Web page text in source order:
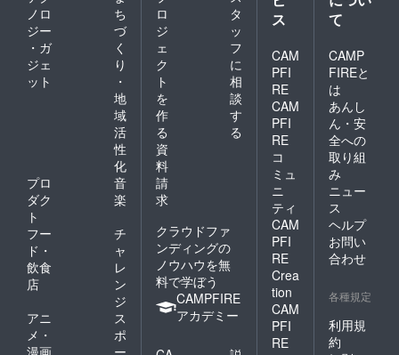
ノロ
ジー
・ガ
ジェ
ット
ち
づ
く
り
・
地
域
活
性
化
プロ
ダク
ト
音
楽
フー
ド・
飲食
店
チ
ャ
レ
ン
ジ
アニ
メ・
漫画
ス
ポ
ー
ロ
ジ
ェ
ク
ト
を
作
る
タ
ッ
フ
に
相
談
す
る
資
料
請
求
クラウドファ
ンディングの
ノウハウを無
料で学ぼう
CAMPFIRE
アカデミー
ス
CAM
PFI
RE
CAM
PFI
RE
コ
ミュ
ニ
ティ
CAM
PFI
RE
Crea
tion
CAM
PFI
RE
て
CAMP
FIREと
は
あんし
ん・安
全への
取り組
み
ニュー
ス
ヘルプ
お問い
合わせ
各種規定
利用規
約